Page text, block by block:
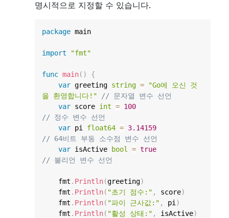
명시적으로 지정할 수 있습니다.
package main
import "fmt"
func main( )
{
var greeting string =
"Go에 오신 것
을 환영합니다!"
// 문자열 변수 선언
var score int = 100
// 정수 변수 선언
var pi float64 = 3.14159
// 64비트 부동 소수점 변수 선언
var isActive bool = true
// 불리언 변수 선언
    fmt
. Println(greeting)
    fmt
. Println( "초기 점수:" , score)
    fmt
. Println( "파이 근사값:" , pi )
    fmt
. Println( "활성 상태:" , isActive)